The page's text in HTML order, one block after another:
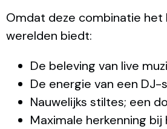
Omdat deze combinatie
werelden biedt:
De beleving van live
De energie van een DJ-
Nauwelijks stiltes; een
Maximale herkenning